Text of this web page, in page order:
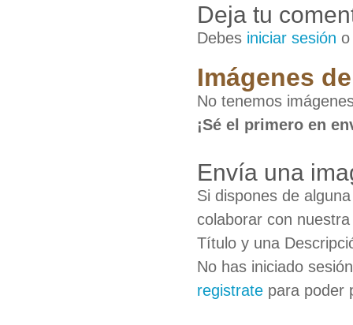
Deja tu
Debes iniciar sesión
Imágenes
No tenemos
¡Sé el primero en
Envía una
Si dispones de
colaborar con
Título y una
No has iniciado
registrate para poder